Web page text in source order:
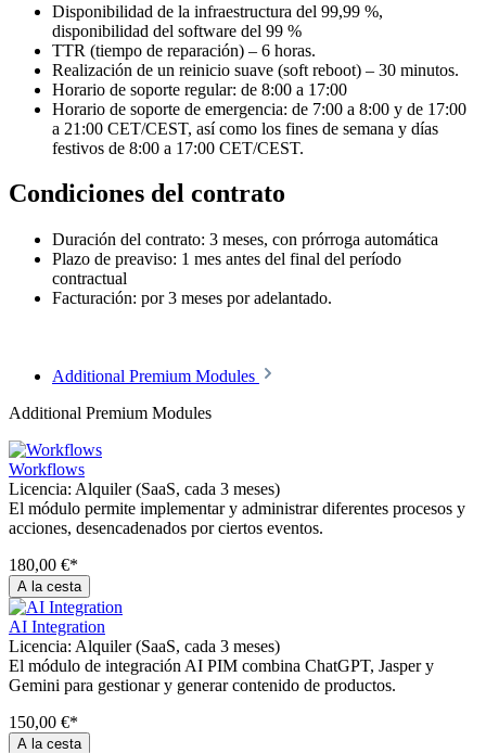
Disponibilidad de la infraestructura del 99,99 %,
disponibilidad del software del 99 %
TTR (tiempo de reparación) – 6 horas.
Realización de un reinicio suave (soft reboot) – 30 minutos.
Horario de soporte regular: de 8:00 a 17:00
Horario de soporte de emergencia: de 7:00 a 8:00 y de 17:00
a 21:00 CET/CEST, así como los fines de semana y días
festivos de 8:00 a 17:00 CET/CEST.
Condiciones del contrato
Duración del contrato: 3 meses, con prórroga automática
Plazo de preaviso: 1 mes antes del final del período
contractual
Facturación: por 3 meses por adelantado.
Additional Premium Modules
Additional Premium Modules
Workflows
Licencia: Alquiler (SaaS, cada 3 meses)
El módulo permite implementar y administrar diferentes procesos y
acciones, desencadenados por ciertos eventos.
180,00 €*
A la cesta
AI Integration
Licencia: Alquiler (SaaS, cada 3 meses)
El módulo de integración AI PIM combina ChatGPT, Jasper y
Gemini para gestionar y generar contenido de productos.
150,00 €*
A la cesta